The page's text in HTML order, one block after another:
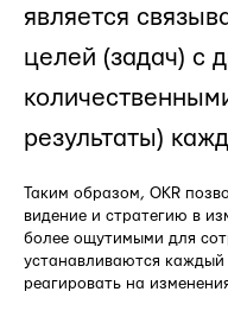
является
целей (задач) с
результаты)
Таким образом, OKR
видение и стратегию в
более ощутимыми для
устанавливаются
реагировать на